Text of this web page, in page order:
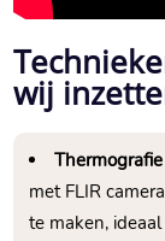
wij
met FLIR
te maken,